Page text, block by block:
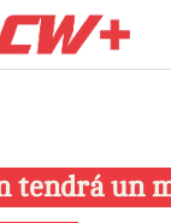
tendrá un